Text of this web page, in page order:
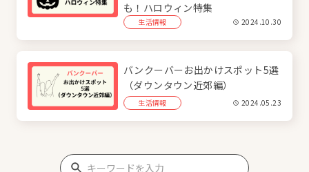
も！ハロウィン特集
生活情報 2024.10.30
バンクーバーお出かけスポット5選
（ダウンタウン近郊編）
生活情報 2024.05.23